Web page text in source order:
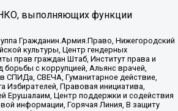
выполняющих функции
Гражданин.Армия.Право, Нижегородский
культуры, Центр гендерных
прав граждан Штаб, Институт права и
борьбы с коррупцией, Альянс врачей,
СВЕЧА, Гуманитарное действие,
Избирателей, Правовая инициатива,
Ерушалаим, Центр поддержки и содействия
информации, Горячая Линия, В защиту